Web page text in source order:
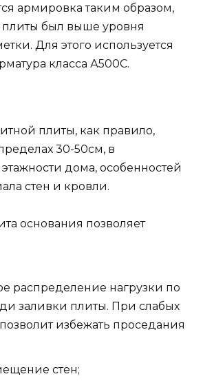
армировка таким образом,
плиты был выше уровня
Для этого используется
класса А500С.
плиты, как правило,
30-50см, в
дома, особенностей
стен и кровли.
основания позволяет
распределение нагрузки по
заливки плиты. При слабых
позволит избежать проседания
стен;